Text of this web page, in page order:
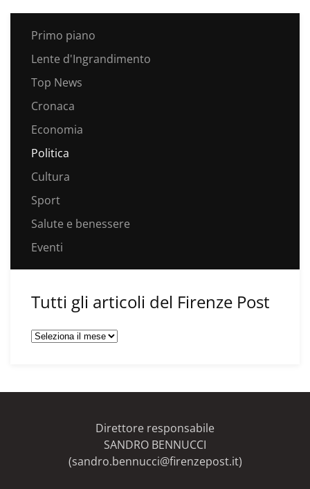
Primo piano
Lente d'Ingrandimento
Top News
Cronaca
Economia
Politica
Cultura
Sport
Salute e benessere
Eventi
Tutti gli articoli del Firenze Post
Tutti
Direttore responsabile
SANDRO BENNUCCI
(sandro.bennucci@firenzepost.it)